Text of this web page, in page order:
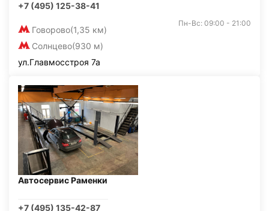
+7 (495) 125-38-41
Говорово(1,35 км)
Солнцево(930 м)
Пн-Вс: 09:00 - 21:00
ул.Главмосстроя 7а
Автосервис Раменки
+7 (495) 135-42-87